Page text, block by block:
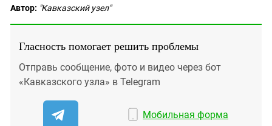
Автор: "Кавказский узел"
Гласность помогает решить проблемы
Отправь сообщение, фото и видео через бот
«Кавказского узла» в Telegram
Мобильная форма